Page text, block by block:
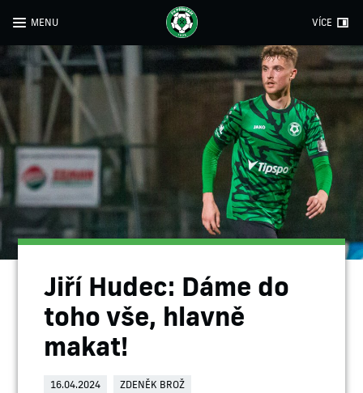
MENU VÍCE
Jiří Hudec: Dáme do
toho vše, hlavně
makat!
16.04.2024 ZDENĚK BROŽ